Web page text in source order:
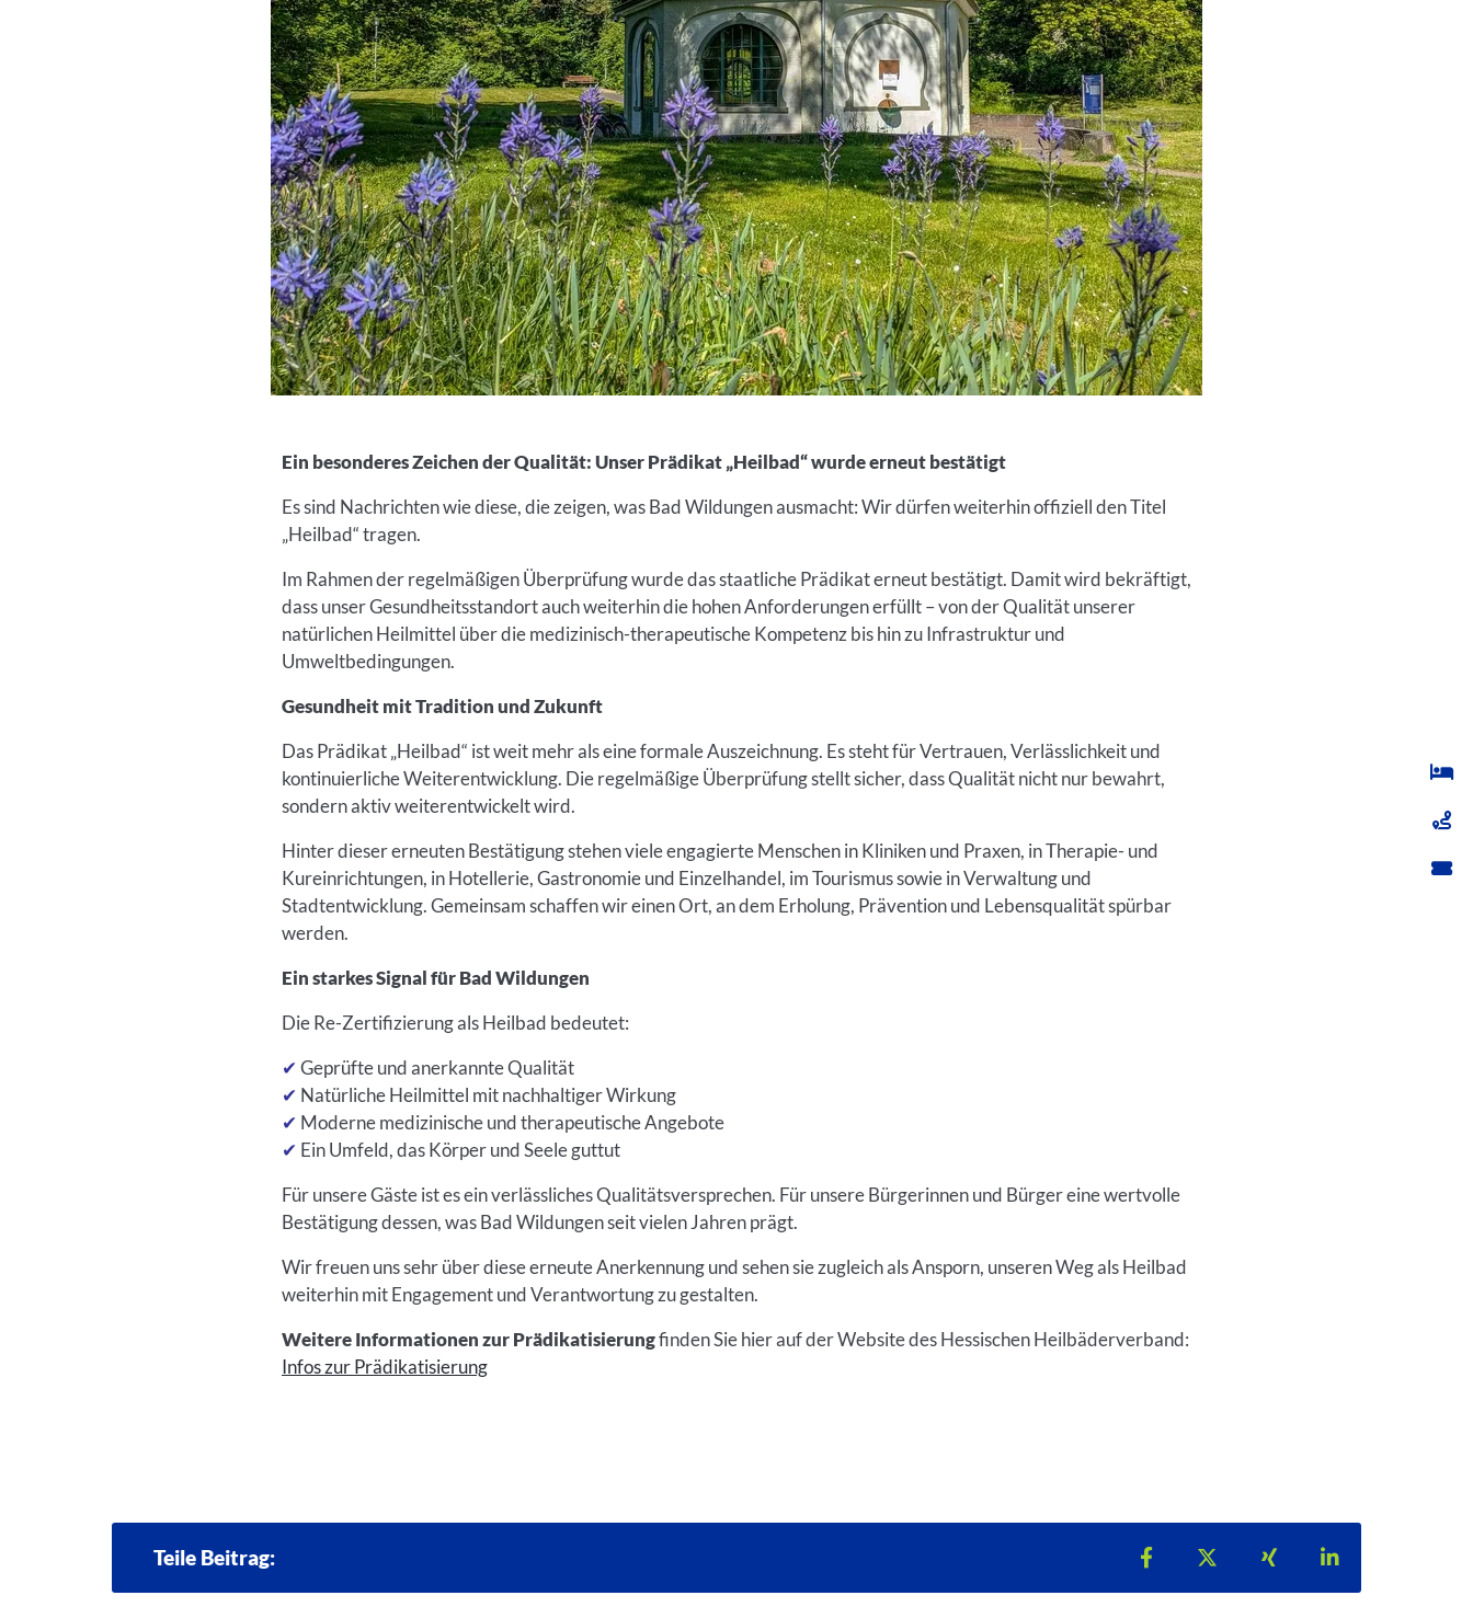
Ein besonderes Zeichen der Qualität: Unser Prädikat „Heilbad“ wurde erneut bestätigt
Es sind Nachrichten wie diese, die zeigen, was Bad Wildungen ausmacht: Wir dürfen weiterhin offiziell den Titel
„Heilbad“ tragen.
Im Rahmen der regelmäßigen Überprüfung wurde das staatliche Prädikat erneut bestätigt. Damit wird bekräftigt,
dass unser Gesundheitsstandort auch weiterhin die hohen Anforderungen erfüllt – von der Qualität unserer
natürlichen Heilmittel über die medizinisch-therapeutische Kompetenz bis hin zu Infrastruktur und
Umweltbedingungen.
Gesundheit mit Tradition und Zukunft
Das Prädikat „Heilbad“ ist weit mehr als eine formale Auszeichnung. Es steht für Vertrauen, Verlässlichkeit und
kontinuierliche Weiterentwicklung. Die regelmäßige Überprüfung stellt sicher, dass Qualität nicht nur bewahrt,
sondern aktiv weiterentwickelt wird.
Hinter dieser erneuten Bestätigung stehen viele engagierte Menschen in Kliniken und Praxen, in Therapie- und
Kureinrichtungen, in Hotellerie, Gastronomie und Einzelhandel, im Tourismus sowie in Verwaltung und
Stadtentwicklung. Gemeinsam schaffen wir einen Ort, an dem Erholung, Prävention und Lebensqualität spürbar
werden.
Ein starkes Signal für Bad Wildungen
Die Re-Zertifizierung als Heilbad bedeutet:
✔ Geprüfte und anerkannte Qualität
✔ Natürliche Heilmittel mit nachhaltiger Wirkung
✔ Moderne medizinische und therapeutische Angebote
✔ Ein Umfeld, das Körper und Seele guttut
Für unsere Gäste ist es ein verlässliches Qualitätsversprechen. Für unsere Bürgerinnen und Bürger eine wertvolle
Bestätigung dessen, was Bad Wildungen seit vielen Jahren prägt.
Wir freuen uns sehr über diese erneute Anerkennung und sehen sie zugleich als Ansporn, unseren Weg als Heilbad
weiterhin mit Engagement und Verantwortung zu gestalten.
Weitere Informationen zur Prädikatisierungfinden Sie hier auf der Website des Hessischen Heilbäderverband:
Infos zur Prädikatisierung
Teile Beitrag: Teilen auf Facebook
Teilen auf XTeilen auf Xing
Teilen auf